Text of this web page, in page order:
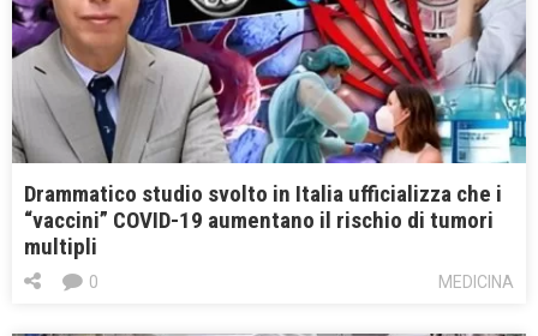
Drammatico studio svolto in Italia ufficializza che i
“vaccini” COVID-19 aumentano il rischio di tumori
multipli
MEDICINA
0